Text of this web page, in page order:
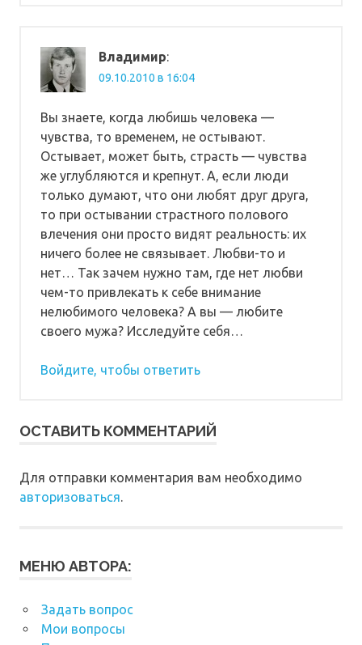
Владимир:
09.10.2010 в 16:04
Вы знаете, когда любишь человека —
чувства, то временем, не остывают.
Остывает, может быть, страсть — чувства
же углубляются и крепнут. А, если люди
только думают, что они любят друг друга,
то при остывании страстного полового
влечения они просто видят реальность: их
ничего более не связывает. Любви-то и
нет… Так зачем нужно там, где нет любви
чем-то привлекать к себе внимание
нелюбимого человека? А вы — любите
своего мужа? Исследуйте себя…
Войдите, чтобы ответить
ОСТАВИТЬ КОММЕНТАРИЙ
Для отправки комментария вам необходимо
авторизоваться.
МЕНЮ АВТОРА:
Задать вопрос
Мои вопросы